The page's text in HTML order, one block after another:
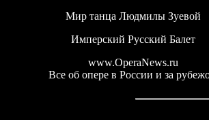
Мир танца Людмилы Зуевой
Имперский Русский Балет
www.OperaNews.ru
Все об опере в России и за